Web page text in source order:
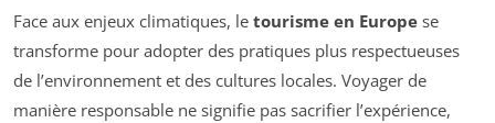
Face aux enjeux climatiques, le tourisme en Europe se
transforme pour adopter des pratiques plus respectueuses
de l’environnement et des cultures locales. Voyager de
manière responsable ne signifie pas sacrifier l’expérience,